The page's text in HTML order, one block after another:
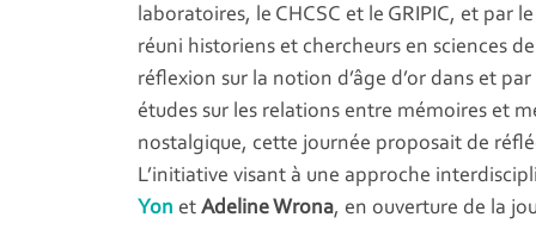
laboratoires, le CHCSC et le GRIPIC, et par
réuni historiens et chercheurs en sciences
réflexion sur la notion d’âge d’or dans et
études sur les relations entre mémoires et
nostalgique, cette journée proposait de
L’initiative visant à une approche
Yon et Adeline Wrona, en ouverture de la